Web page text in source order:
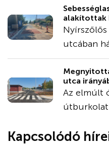
alakítottak
utcában
utca
Az elmúlt
Kapcsolódó